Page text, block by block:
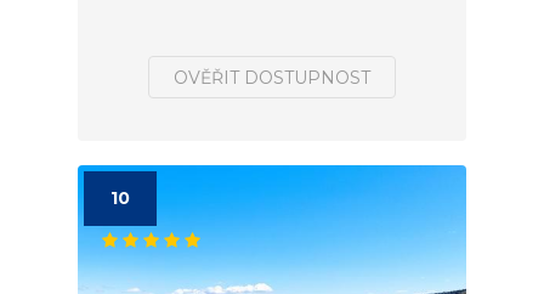
OVĚŘIT DOSTUPNOST
10